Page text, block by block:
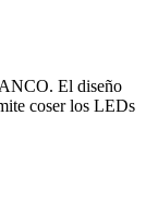
El diseño
coser los LEDs